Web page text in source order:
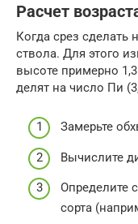
Расчет
Когда срез сделать
ствола. Для этого
высоте примерно
делят на число Пи
Замерьте
Вычислите
Определите
сорта